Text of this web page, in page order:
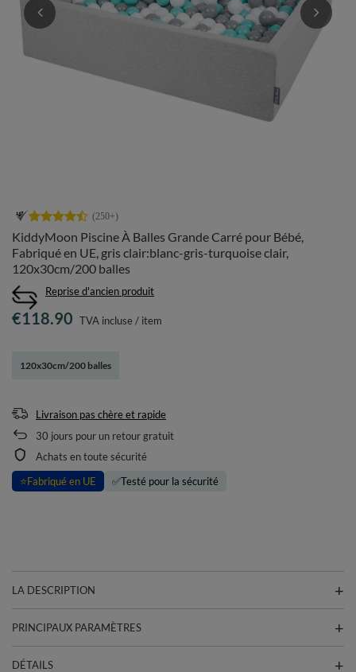
KiddyMoon Piscine À Balles Grande Carré pour Bébé,
Fabriqué en UE, gris clair:blanc-gris-turquoise clair,
120x30cm/200 balles
Reprise d'ancien produit
120x30cm/200 balles
€118.90 TVA incluse/ item
Livraison pas chère et rapide
30 jours pour un retour gratuit
Achats en toute sécurité
⭐Fabriqué en UE ✅Testé pour la sécurité
LA DESCRIPTION
PRINCIPAUX PARAMÈTRES
DÉTAILS